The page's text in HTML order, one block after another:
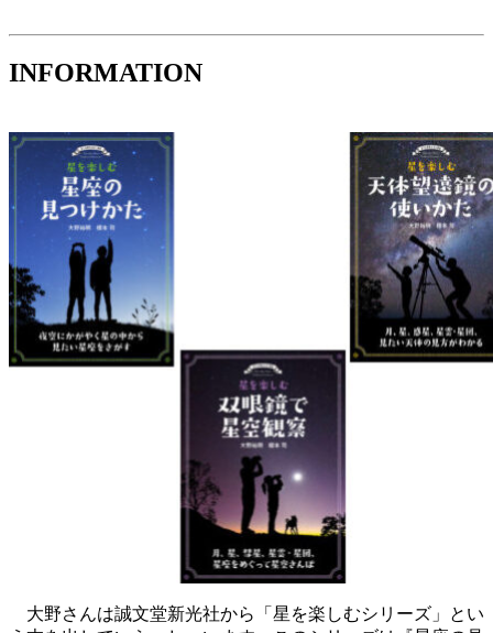
INFORMATION
大野さんは誠文堂新光社から「星を楽しむシリーズ」とい